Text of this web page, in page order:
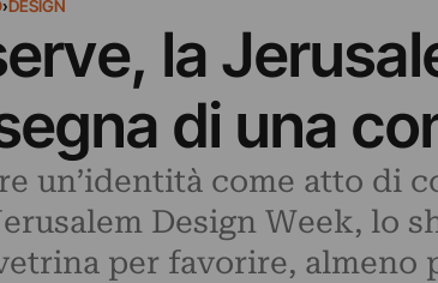
›DESIGN
la
di una
un’identità come atto di
Design Week, lo
per favorire, almeno